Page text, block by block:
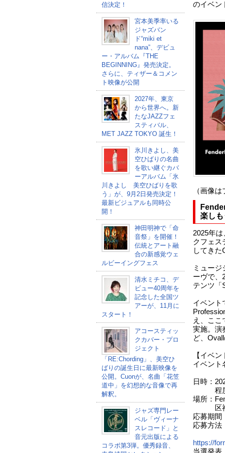
信決定！
宮本美季率いる
ジャズバン
ド“miki et
nana”、デビュ
ー・アルバム『THE
BEGINNING』発売決定。
さらに、ティザー＆コメン
ト映像が公開
2027年、東京
から世界へ。新
たなJAZZフェ
スティバル、
MET JAZZ TOKYO 誕生！
氷川きよし、美
空ひばりの名曲
を歌い継ぐカバ
ーアルバム「氷
川きよし 美空ひばりを歌
う」が、9月2日発売決定！
最新ビジュアルも同時公
開！
神田明神で「命
音祭」を開催！
伝統とアート融
合の新感覚ウェ
ルビーイングフェス
清水ミチコ、デ
ビュー40周年を
記念した全国ツ
アーが、11月に
スタート！
アコースティッ
クカバー・プロ
ジェクト
「RE:Chording」、美空ひ
ばりの誕生日に最新映像を
公開。Cuonが、名曲「花笠
道中」を幻想的な音像で再
解釈。
ジャズ専門レー
ベル「ヴィーナ
スレコード」と
音元出版による
コラボ第3弾。優秀録音、
のイベン
（画像
楽しも
2025年
クフェス
してきた
ミュー
ーヴで、
テンツ「
イベント
え、ここ
実施。演
ど、
【イベン
イベント
er
日時：
程度
場所：
区神
応募期間
応募方法
※応募
https://